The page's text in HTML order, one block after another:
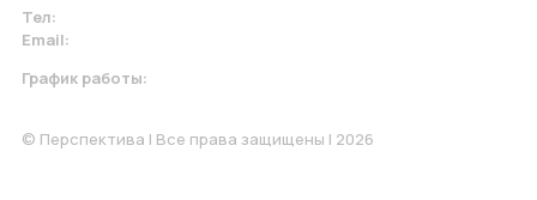
Тел:
Email:
График работы:
© Перспектива | Все права защищены | 2026